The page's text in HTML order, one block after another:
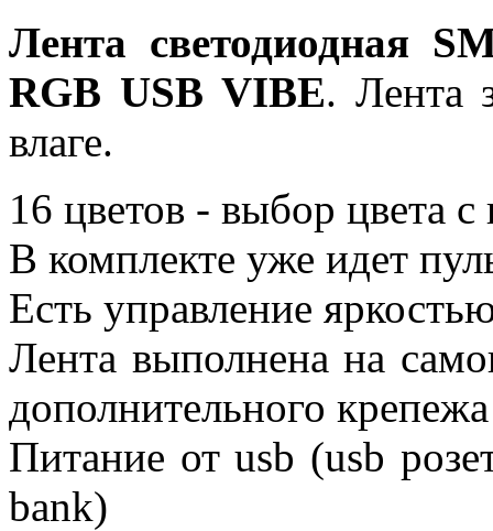
Лента светодиодная
RGB USB VIBE. Лента
влаге.
16 цветов - выбор цвета с
В комплекте уже идет
Есть управление
Лента выполнена на
дополнительного крепежа
Питание от usb (usb
bank)